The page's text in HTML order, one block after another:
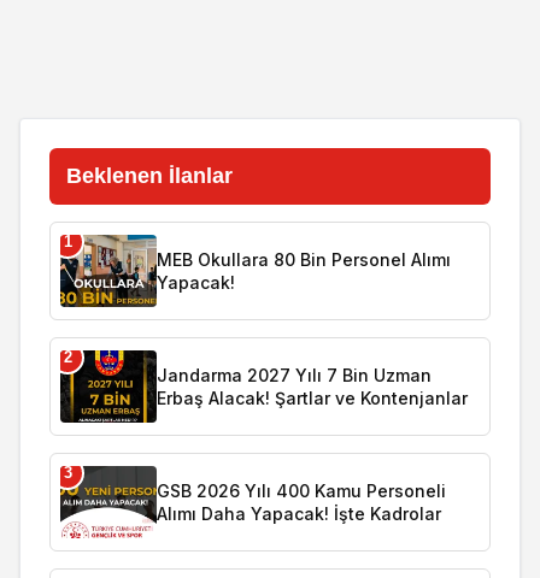
Beklenen İlanlar
1
MEB Okullara 80 Bin Personel Alımı
Yapacak!
2
Jandarma 2027 Yılı 7 Bin Uzman
Erbaş Alacak! Şartlar ve Kontenjanlar
3
GSB 2026 Yılı 400 Kamu Personeli
Alımı Daha Yapacak! İşte Kadrolar